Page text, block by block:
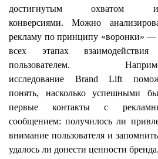
достигнутым охватом
конверсиями. Можно
рекламу по принципу «воронки» —
всех этапах
пользователем.
исследование Brand Lift
понять, насколько успешными
первые контакты с
сообщением: получилось ли
внимание пользователя и
удалось ли донести ценности бренда.